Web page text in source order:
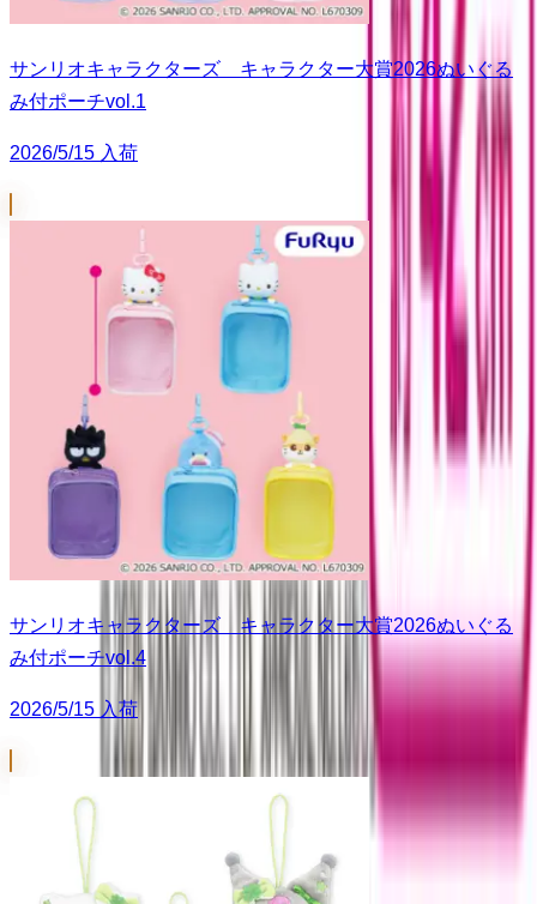
サンリオキャラクターズ キャラクター大賞2026ぬいぐる
み付ポーチvol.1
2026/5/15 入荷
サンリオキャラクターズ キャラクター大賞2026ぬいぐる
み付ポーチvol.4
2026/5/15 入荷